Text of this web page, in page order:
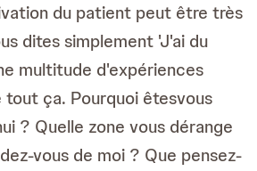
du patient peut être très
dites simplement 'J'ai du
multitude d'expériences
ça. Pourquoi êtesvous
? Quelle zone vous dérange
vous de moi ? Que pensez-